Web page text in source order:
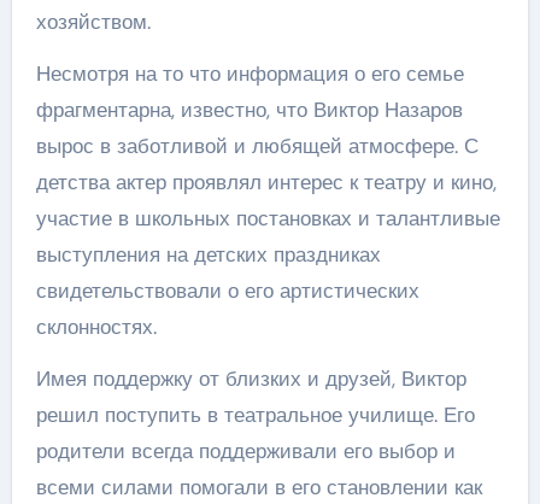
хозяйством.
Несмотря на то что информация о его семье
фрагментарна, известно, что Виктор Назаров
вырос в заботливой и любящей атмосфере. С
детства актер проявлял интерес к театру и кино,
участие в школьных постановках и талантливые
выступления на детских праздниках
свидетельствовали о его артистических
склонностях.
Имея поддержку от близких и друзей, Виктор
решил поступить в театральное училище. Его
родители всегда поддерживали его выбор и
всеми силами помогали в его становлении как